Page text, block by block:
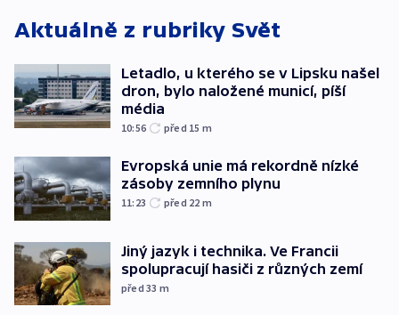
Aktuálně z rubriky Svět
Letadlo, u kterého se v Lipsku našel
dron, bylo naložené municí, píší
média
10:56 před 15 m
Evropská unie má rekordně nízké
zásoby zemního plynu
11:23 před 22 m
Jiný jazyk i technika. Ve Francii
spolupracují hasiči z různých zemí
před 33 m